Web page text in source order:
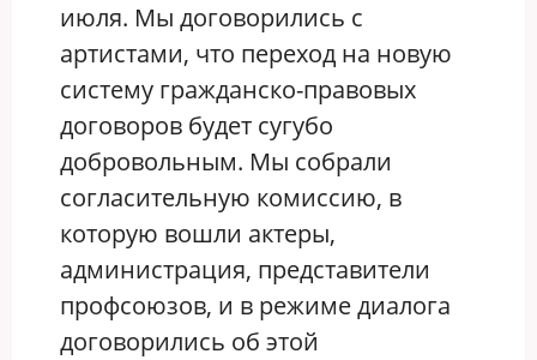
июля. Мы договорились с
артистами, что переход на новую
систему гражданско-правовых
договоров будет сугубо
добровольным. Мы собрали
согласительную комиссию, в
которую вошли актеры,
администрация, представители
профсоюзов, и в режиме диалога
договорились об этой